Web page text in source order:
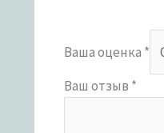
Ваша оценка *
Ваш отзыв *